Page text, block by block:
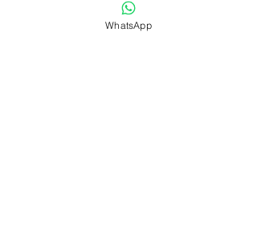
vantagens que essa tecnologia pode
trazer. Envie um e-mail para
WhatsApp